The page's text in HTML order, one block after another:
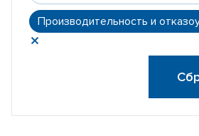
Производительность и